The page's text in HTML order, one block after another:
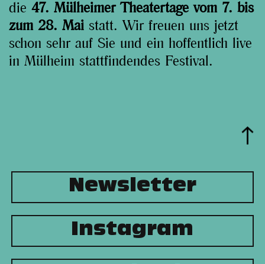
die 47. Mülheimer Theatertage vom 7. bis
zum 28. Mai statt. Wir freuen uns jetzt
schon sehr auf Sie und ein hoffentlich live
in Mülheim stattfindendes Festival.
Newsletter
Instagram